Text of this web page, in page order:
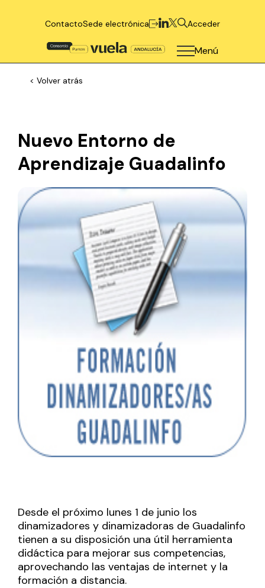
ContactoSede electrónica Acceder
Menú
< Volver atrás
Nuevo Entorno de
Aprendizaje Guadalinfo
Desde el próximo lunes 1 de junio los
dinamizadores y dinamizadoras de Guadalinfo
tienen a su disposición una útil herramienta
didáctica para mejorar sus competencias,
aprovechando las ventajas de internet y la
formación a distancia.